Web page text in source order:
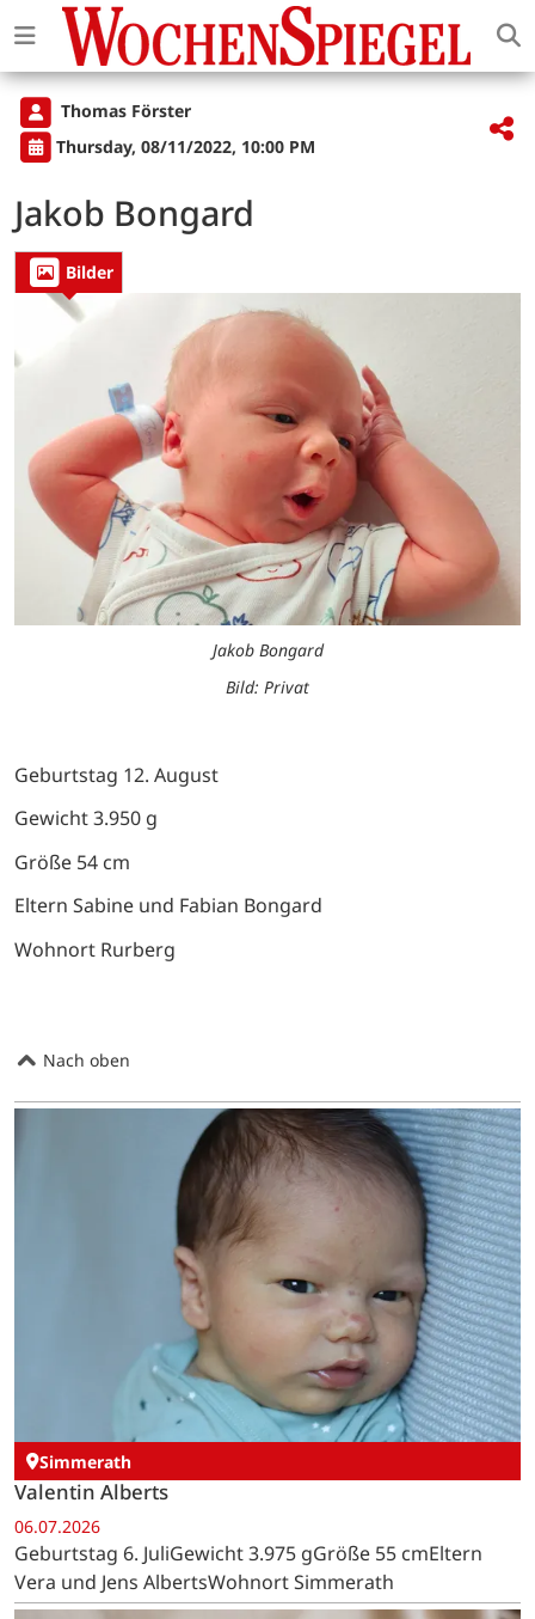
Thomas Förster
Thursday, 08/11/2022, 10:00 PM
Jakob Bongard
Bilder
Jakob Bongard
Bild: Privat
Geburtstag 12. August
Gewicht 3.950 g
Größe 54 cm
Eltern Sabine und Fabian Bongard
Wohnort Rurberg
Nach oben
Simmerath
Valentin Alberts
06.07.2026
Geburtstag 6. JuliGewicht 3.975 gGröße 55 cmEltern
Vera und Jens AlbertsWohnort Simmerath